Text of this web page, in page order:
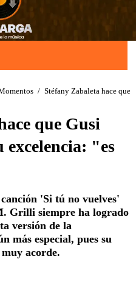
/ Stéfany Zabaleta hace que
que Gusi
excelencia: "es
'Si tú no vuelves'
Grilli siempre ha logrado
versión de la
más especial, pues su
acorde.